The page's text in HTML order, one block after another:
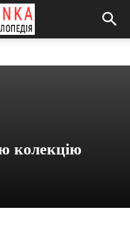
колекцію